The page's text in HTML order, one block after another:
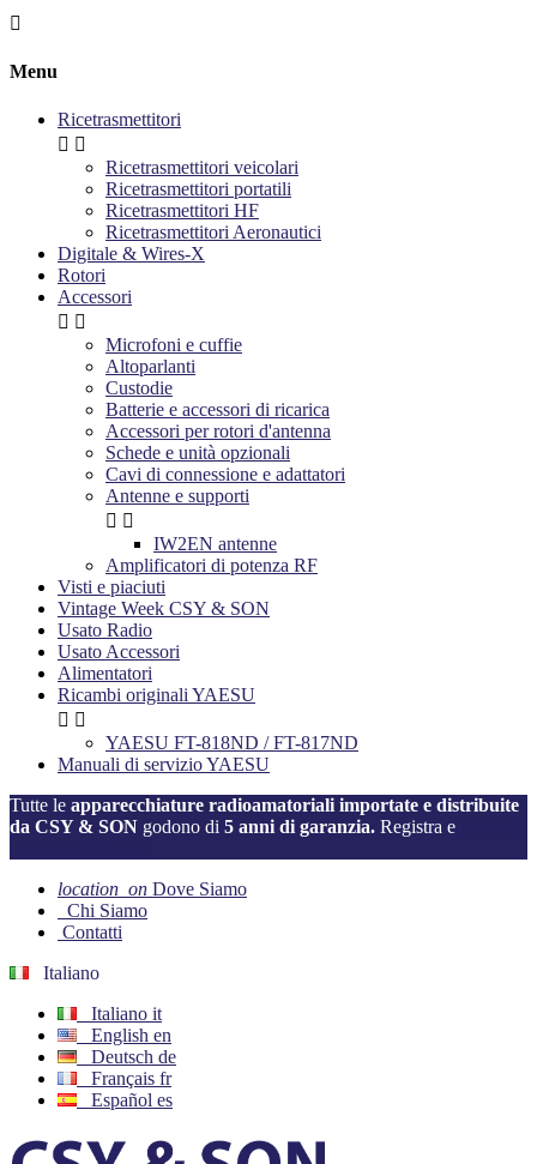

Menu
Ricetrasmettitori
 
Ricetrasmettitori veicolari
Ricetrasmettitori portatili
Ricetrasmettitori HF
Ricetrasmettitori Aeronautici
Digitale & Wires-X
Rotori
Accessori
 
Microfoni e cuffie
Altoparlanti
Custodie
Batterie e accessori di ricarica
Accessori per rotori d'antenna
Schede e unità opzionali
Cavi di connessione e adattatori
Antenne e supporti
 
IW2EN antenne
Amplificatori di potenza RF
Visti e piaciuti
Vintage Week CSY & SON
Usato Radio
Usato Accessori
Alimentatori
Ricambi originali YAESU
 
YAESU FT-818ND / FT-817ND
Manuali di servizio YAESU
Tutte le apparecchiature radioamatoriali importate e distribuite
da CSY & SON godono di 5 anni di garanzia. Registra e
location_on Dove Siamo
Chi Siamo
Contatti
Italiano
Italiano it
English en
Deutsch de
Français fr
Español es